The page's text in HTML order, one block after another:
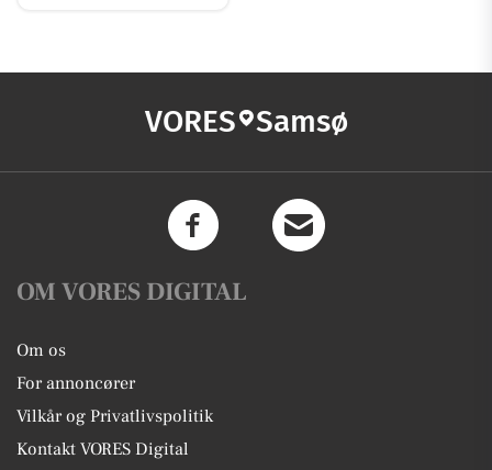
VORES Samsø
OM VORES DIGITAL
Om os
For annoncører
Vilkår og Privatlivspolitik
Kontakt VORES Digital